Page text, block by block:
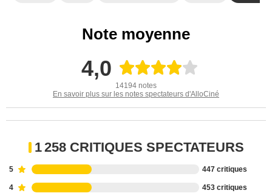
Note moyenne
4,0
14194 notes
En savoir plus sur les notes spectateurs d'AlloCiné
1 258 CRITIQUES SPECTATEURS
5 447 critiques
4 453 critiques